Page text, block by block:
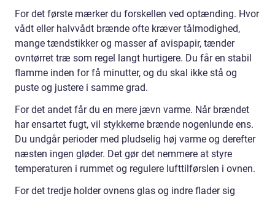
For det første mærker du forskellen ved optænding. Hvor
vådt eller halvvådt brænde ofte kræver tålmodighed,
mange tændstikker og masser af avispapir, tænder
ovntørret træ som regel langt hurtigere. Du får en stabil
flamme inden for få minutter, og du skal ikke stå og
puste og justere i samme grad.
For det andet får du en mere jævn varme. Når brændet
har ensartet fugt, vil stykkerne brænde nogenlunde ens.
Du undgår perioder med pludselig høj varme og derefter
næsten ingen gløder. Det gør det nemmere at styre
temperaturen i rummet og regulere lufttilførslen i ovnen.
For det tredje holder ovnens glas og indre flader sig